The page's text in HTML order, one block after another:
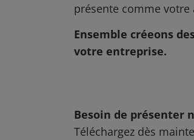
présente comme votre
Ensemble créeons
votre entreprise.
Besoin de présenter
Téléchargez dès